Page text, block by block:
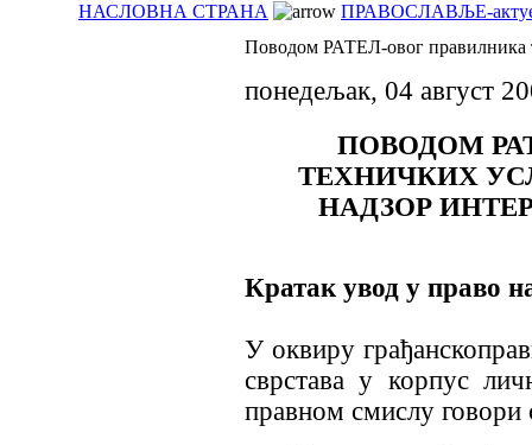
НАСЛОВНА СТРАНА
ПРАВОСЛАВЉЕ-
Поводом РАТЕЛ-овог правилника
понедељак, 04 август
ПОВОДОМ
ТЕХНИЧКИХ
НАДЗОР
Кратак увод у право
У оквиру
сврстава у корпус
правном смислу говори